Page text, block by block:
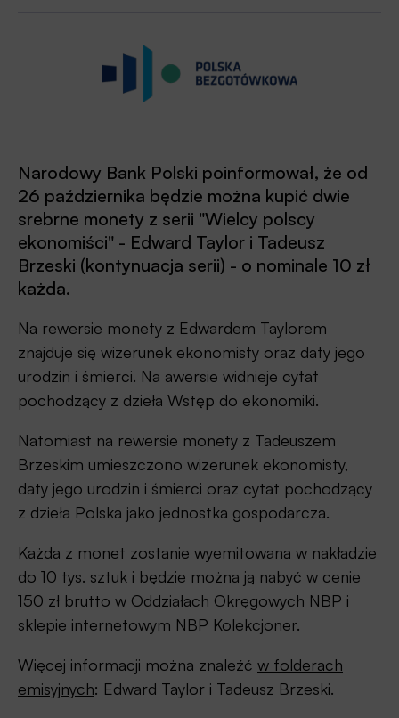
Narodowy Bank Polski poinformował, że od
26 października będzie można kupić dwie
srebrne monety z serii "Wielcy polscy
ekonomiści" - Edward Taylor i Tadeusz
Brzeski (kontynuacja serii) - o nominale 10 zł
każda.
Na rewersie monety z Edwardem Taylorem
znajduje się wizerunek ekonomisty oraz daty jego
urodzin i śmierci. Na awersie widnieje cytat
pochodzący z dzieła Wstęp do ekonomiki.
Natomiast na rewersie monety z Tadeuszem
Brzeskim umieszczono wizerunek ekonomisty,
daty jego urodzin i śmierci oraz cytat pochodzący
z dzieła Polska jako jednostka gospodarcza.
Każda z monet zostanie wyemitowana w nakładzie
do 10 tys. sztuk i będzie można ją nabyć w cenie
150 zł brutto w Oddziałach Okręgowych NBP i
sklepie internetowym NBP Kolekcjoner.
Więcej informacji można znaleźć w folderach
emisyjnych: Edward Taylor i Tadeusz Brzeski.